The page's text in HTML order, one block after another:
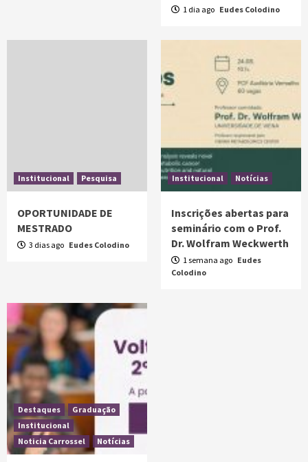
1 dia ago Eudes Colodino
Institucional Pesquisa
OPORTUNIDADE DE
MESTRADO
3 dias ago Eudes Colodino
Institucional Notícias
Inscrições abertas para
seminário com o Prof.
Dr. Wolfram Weckwerth
1 semana ago Eudes
Colodino
Destaques
Graduação
Institucional
Noticia Carrossel
Notícias